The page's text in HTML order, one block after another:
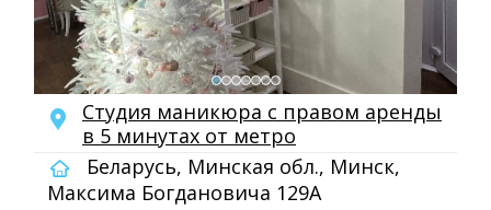
Студия маникюра с правом аренды
в 5 минутах от метро
Беларусь, Минская обл., Минск,
Максима Богдановича 129А